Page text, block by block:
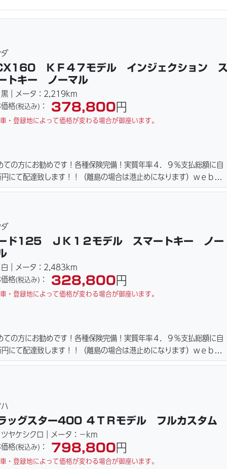
ＫＦ４７モデル インジェクション ス
トキー ノーマル
黒｜メータ：2,219km
格(税込み) ： 378,800円
・登録地によって価格が変わる場合が御座います。
の方にお勧めです！各種保険完備！実質年率４．９％支払総額に自
て配達致します！！（離島の場合は港止めになります）ｗｅｂロ
・ベルト・ウエイトローラー・バッテリー・プラグ・フィルター・
れます。
ド125 ＪＫ１２モデル スマートキー ノー
白｜メータ：2,483km
格(税込み) ： 328,800円
・登録地によって価格が変わる場合が御座います。
の方にお勧めです！各種保険完備！実質年率４．９％支払総額に自
にて配達致します！！（離島の場合は港止めになります）ｗｅｂロ
・ベルト・ウエイトローラー・バッテリー・プラグ・フィルター・
れます。
ラッグスター400 ４ＴＲモデル フルカスタム
ヤケシクロ｜メータ：－km
格(税込み) ： 798,800円
・登録地によって価格が変わる場合が御座います。